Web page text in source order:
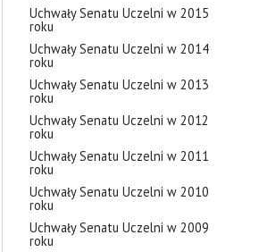
Uchwały Senatu Uczelni w 2015
roku
Uchwały Senatu Uczelni w 2014
roku
Uchwały Senatu Uczelni w 2013
roku
Uchwały Senatu Uczelni w 2012
roku
Uchwały Senatu Uczelni w 2011
roku
Uchwały Senatu Uczelni w 2010
roku
Uchwały Senatu Uczelni w 2009
roku